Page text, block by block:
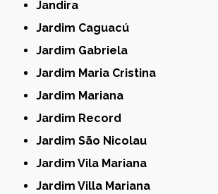
Jandira
Jardim Caguacú
Jardim Gabriela
Jardim Maria Cristina
Jardim Mariana
Jardim Record
Jardim São Nicolau
Jardim Vila Mariana
Jardim Villa Mariana